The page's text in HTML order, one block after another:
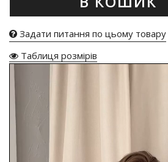
Задати питання по цьому товару
Таблиця розмірів